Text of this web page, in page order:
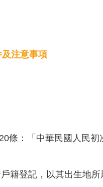
注意事項
條：「中華民國人民
籍登記，以其出生地